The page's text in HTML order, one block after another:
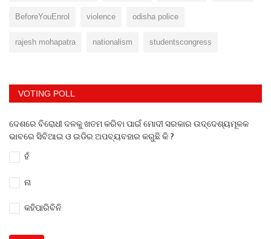
BeforeYouEnrol violence odisha police
rajesh mohapatra nationalism studentscongress
VOTING POLL
ଦେଶରେ ବିରୋଧୀ ଦଳକୁ ଖତମ କରିବା ପାଇଁ ମୋଦୀ ସରକାର ଉଦ୍ଦେଶ୍ୟମୂଳକ
ଭାବରେ ସିବିଆଇ ଓ ଇଡିର ଅପବ୍ୟବହାର କରୁଛି କି ?
ହଁ
ନା
କହିପାରିବିନି